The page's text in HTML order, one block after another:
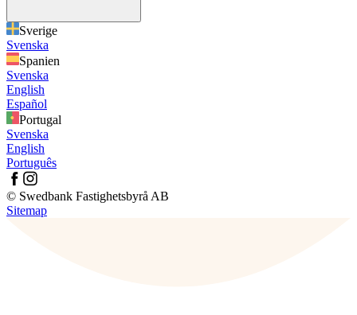
Sverige
Svenska
Spanien
Svenska
English
Español
Portugal
Svenska
English
Português
© Swedbank Fastighetsbyrå AB
Sitemap